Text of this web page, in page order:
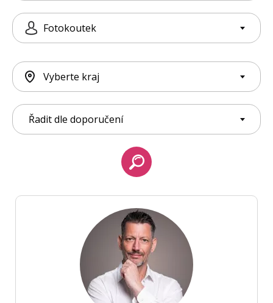
Fotokoutek
Vyberte kraj
Řadit dle doporučení